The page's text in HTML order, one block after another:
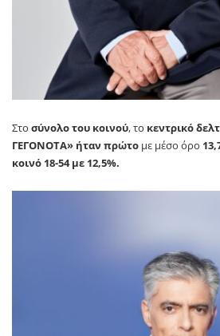
Στο σύνολο του κοινού, το κεντρικό
ΓΕΓΟΝΟΤΑ» ήταν πρώτο με μέσο όρο
κοινό 18-54 με 12,5%.